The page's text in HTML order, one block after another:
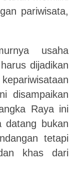
pariwisata,
usaha
dijadikan
disampaikan
Raya ini
datang bukan
tetapi
khas dari